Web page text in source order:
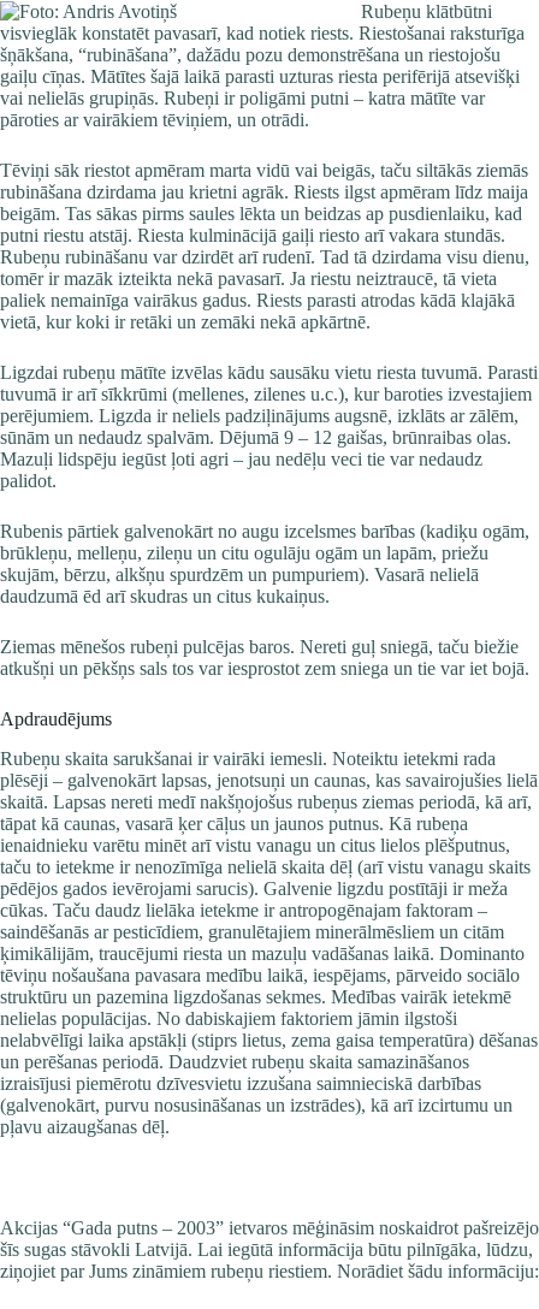
Rubeņu klātbūtni
visvieglāk konstatēt pavasarī, kad notiek riests. Riestošanai raksturīga
šņākšana, “rubināšana”, dažādu pozu demonstrēšana un riestojošu
gaiļu cīņas. Mātītes šajā laikā parasti uzturas riesta perifērijā atsevišķi
vai nelielās grupiņās. Rubeņi ir poligāmi putni – katra mātīte var
pāroties ar vairākiem tēviņiem, un otrādi.
Tēviņi sāk riestot apmēram marta vidū vai beigās, taču siltākās ziemās
rubināšana dzirdama jau krietni agrāk. Riests ilgst apmēram līdz maija
beigām. Tas sākas pirms saules lēkta un beidzas ap pusdienlaiku, kad
putni riestu atstāj. Riesta kulminācijā gaiļi riesto arī vakara stundās.
Rubeņu rubināšanu var dzirdēt arī rudenī. Tad tā dzirdama visu dienu,
tomēr ir mazāk izteikta nekā pavasarī. Ja riestu neiztraucē, tā vieta
paliek nemainīga vairākus gadus. Riests parasti atrodas kādā klajākā
vietā, kur koki ir retāki un zemāki nekā apkārtnē.
Ligzdai rubeņu mātīte izvēlas kādu sausāku vietu riesta tuvumā. Parasti
tuvumā ir arī sīkkrūmi (mellenes, zilenes u.c.), kur baroties izvestajiem
perējumiem. Ligzda ir neliels padziļinājums augsnē, izklāts ar zālēm,
sūnām un nedaudz spalvām. Dējumā 9 – 12 gaišas, brūnraibas olas.
Mazuļi lidspēju iegūst ļoti agri – jau nedēļu veci tie var nedaudz
palidot.
Rubenis pārtiek galvenokārt no augu izcelsmes barības (kadiķu ogām,
brūkleņu, melleņu, zileņu un citu ogulāju ogām un lapām, priežu
skujām, bērzu, alkšņu spurdzēm un pumpuriem). Vasarā nelielā
daudzumā ēd arī skudras un citus kukaiņus.
Ziemas mēnešos rubeņi pulcējas baros. Nereti guļ sniegā, taču biežie
atkušņi un pēkšņs sals tos var iesprostot zem sniega un tie var iet bojā.
Apdraudējums
Rubeņu skaita sarukšanai ir vairāki iemesli. Noteiktu ietekmi rada
plēsēji – galvenokārt lapsas, jenotsuņi un caunas, kas savairojušies lielā
skaitā. Lapsas nereti medī nakšņojošus rubeņus ziemas periodā, kā arī,
tāpat kā caunas, vasarā ķer cāļus un jaunos putnus. Kā rubeņa
ienaidnieku varētu minēt arī vistu vanagu un citus lielos plēšputnus,
taču to ietekme ir nenozīmīga nelielā skaita dēļ (arī vistu vanagu skaits
pēdējos gados ievērojami sarucis). Galvenie ligzdu postītāji ir meža
cūkas. Taču daudz lielāka ietekme ir antropogēnajam faktoram –
saindēšanās ar pesticīdiem, granulētajiem minerālmēsliem un citām
ķimikālijām, traucējumi riesta un mazuļu vadāšanas laikā. Dominanto
tēviņu nošaušana pavasara medību laikā, iespējams, pārveido sociālo
struktūru un pazemina ligzdošanas sekmes. Medības vairāk ietekmē
nelielas populācijas. No dabiskajiem faktoriem jāmin ilgstoši
nelabvēlīgi laika apstākļi (stiprs lietus, zema gaisa temperatūra) dēšanas
un perēšanas periodā. Daudzviet rubeņu skaita samazināšanos
izraisījusi piemērotu dzīvesvietu izzušana saimnieciskā darbības
(galvenokārt, purvu nosusināšanas un izstrādes), kā arī izcirtumu un
pļavu aizaugšanas dēļ.
Akcijas “Gada putns – 2003” ietvaros mēģināsim noskaidrot pašreizējo
šīs sugas stāvokli Latvijā. Lai iegūtā informācija būtu pilnīgāka, lūdzu,
ziņojiet par Jums zināmiem rubeņu riestiem. Norādiet šādu informāciju: